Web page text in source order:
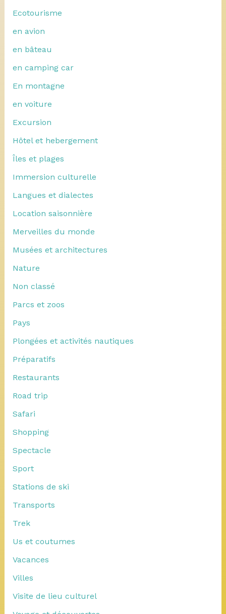
Ecotourisme
en avion
en bâteau
en camping car
En montagne
en voiture
Excursion
Hôtel et hebergement
Îles et plages
Immersion culturelle
Langues et dialectes
Location saisonnière
Merveilles du monde
Musées et architectures
Nature
Non classé
Parcs et zoos
Pays
Plongées et activités nautiques
Préparatifs
Restaurants
Road trip
Safari
Shopping
Spectacle
Sport
Stations de ski
Transports
Trek
Us et coutumes
Vacances
Villes
Visite de lieu culturel